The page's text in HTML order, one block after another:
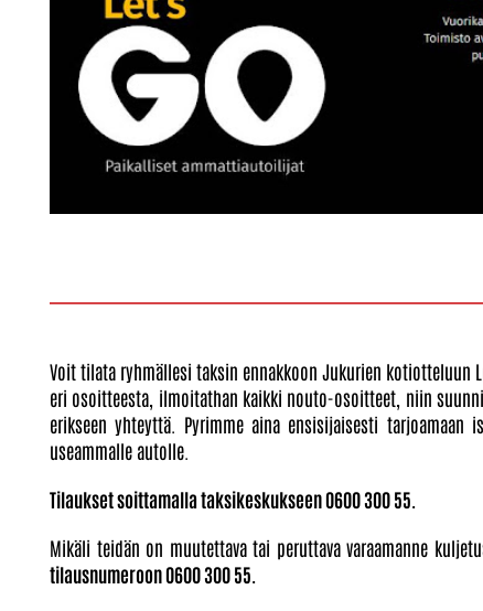
Voit tilata ryhmällesi taksin ennakkoon Jukurien kotiotteluun
eri osoitteesta, ilmoitathan kaikki nouto-osoitteet, niin
erikseen yhteyttä. Pyrimme aina ensisijaisesti
useammalle autolle.
Tilaukset soittamalla taksikeskukseen 0600 300 55.
Mikäli teidän on muutettava tai peruttava varaamanne
tilausnumeroon 0600 300 55.